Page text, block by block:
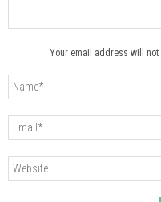
Your email address will